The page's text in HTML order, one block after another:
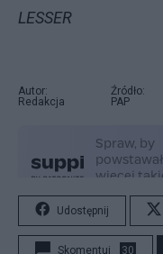
LESSER
Autor:
Redakcja
Źródło:
PAP
Udostępnij
Skomentuj 30